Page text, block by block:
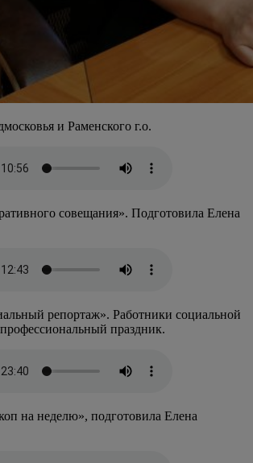
и Раменского г.о.
совещания». Подготовила Елена
репортаж». Работники социальной
праздник.
на неделю», подготовила Елена